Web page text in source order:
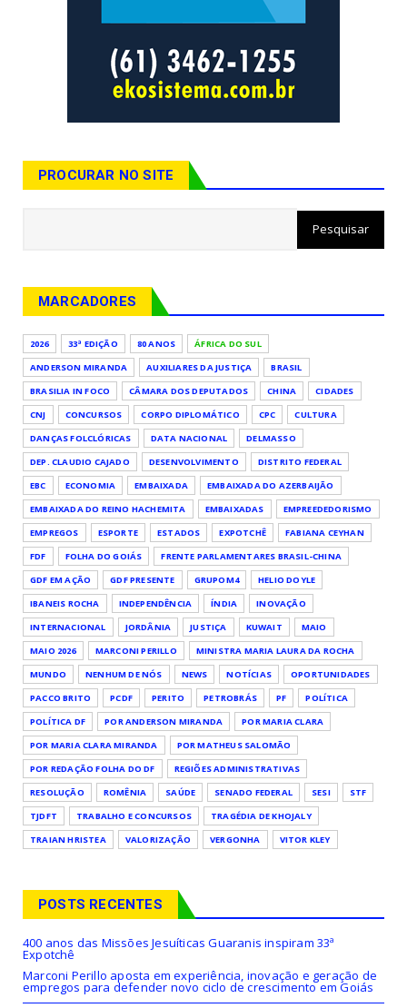
PROCURAR NO SITE
MARCADORES
2026 33ª EDIÇÃO 80 ANOS
ÁFRICA DO SUL
ANDERSON MIRANDA
AUXILIARES DA JUSTIÇA
BRASIL
BRASILIA IN FOCO
CÂMARA DOS DEPUTADOS CHINA
CIDADES
CNJ
CONCURSOS CORPO DIPLOMÁTICO CPC
CULTURA
DANÇAS FOLCLÓRICAS
DATA NACIONAL
DELMASSO
DEP. CLAUDIO CAJADO
DESENVOLVIMENTO
DISTRITO FEDERAL
EBC
ECONOMIA EMBAIXADA
EMBAIXADA DO AZERBAIJÃO
EMBAIXADA DO REINO HACHEMITA
EMBAIXADAS
EMPREEDEDORISMO
EMPREGOS
ESPORTE ESTADOS EXPOTCHÊ
FABIANA CEYHAN
FDF
FOLHA DO GOIÁS
FRENTE PARLAMENTARES BRASIL-CHINA
GDF EM AÇÃO
GDF PRESENTE GRUPOM4
HELIO DOYLE
IBANEIS ROCHA
INDEPENDÊNCIA ÍNDIA
INOVAÇÃO
INTERNACIONAL
JORDÂNIA JUSTIÇA KUWAIT
MAIO
MAIO 2026
MARCONI PERILLO
MINISTRA MARIA LAURA DA ROCHA
MUNDO
NENHUM DE NÓS NEWS NOTÍCIAS
OPORTUNIDADES
PACCO BRITO
PCDF PERITO PETROBRÁS PF
POLÍTICA
POLÍTICA DF
POR ANDERSON MIRANDA
POR MARIA CLARA
POR MARIA CLARA MIRANDA
POR MATHEUS SALOMÃO
POR REDAÇÃO FOLHA DO DF
REGIÕES ADMINISTRATIVAS
RESOLUÇÃO
ROMÊNIA SAÚDE SENADO FEDERAL SESI
STF
TJDFT
TRABALHO E CONCURSOS
TRAGÉDIA DE KHOJALY
TRAIAN HRISTEA
VALORIZAÇÃO VERGONHA VITOR KLEY
POSTS RECENTES
400 anos das Missões Jesuíticas Guaranis inspiram 33ª
Expotchê
Marconi Perillo aposta em experiência, inovação e geração de
empregos para defender novo ciclo de crescimento em Goiás